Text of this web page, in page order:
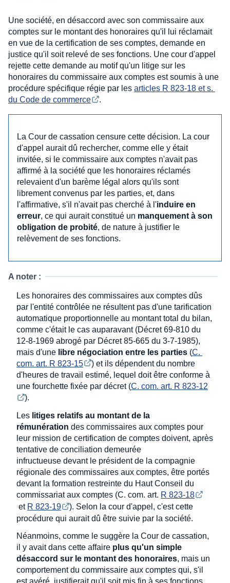
Une société, en désaccord avec son commissaire aux
comptes sur le montant des honoraires qu'il lui réclamait
en vue de la certification de ses comptes, demande en
justice qu'il soit relevé de ses fonctions. Une cour d'appel
rejette cette demande au motif qu'un litige sur les
honoraires du commissaire aux comptes est soumis à une
procédure spécifique régie par les articles R 823-18 et s.
du Code de commerce
.
La Cour de cassation censure cette décision. La cour
d'appel aurait dû rechercher, comme elle y était
invitée, si le commissaire aux comptes n'avait pas
affirmé à la société que les honoraires réclamés
relevaient d'un barème légal alors qu'ils sont
librement convenus par les parties, et, dans
l'affirmative, s'il n'avait pas cherché à l'induire en
erreur, ce qui aurait constitué un manquement à son
obligation de probité, de nature à justifier le
relèvement de ses fonctions.
A noter :
Les honoraires des commissaires aux comptes dûs
par l'entité contrôlée ne résultent pas d'une tarification
automatique proportionnelle au montant total du bilan,
comme c'était le cas auparavant (Décret 69-810 du
12-8-1969 abrogé par Décret 85-665 du 3-7-1985),
mais d'une libre négociation entre les parties (C.
com. art. R 823-15
) et ils dépendent du nombre
d'heures de travail estimé, lequel doit être conforme à
une fourchette fixée par décret (C. com. art. R 823-12
).
Les litiges relatifs au montant de la
rémunération des commissaires aux comptes pour
leur mission de certification de comptes doivent, après
tentative de conciliation demeurée
infructueuse devant le président de la compagnie
régionale des commissaires aux comptes, être portés
devant la formation restreinte du Haut Conseil du
commissariat aux comptes (C. com. art. R 823-18
et R 823-19
). Selon la cour d'appel, c'est cette
procédure qui aurait dû être suivie par la société.
Néanmoins, comme le suggère la Cour de cassation,
il y avait dans cette affaire plus qu'un simple
désaccord sur le montant des honoraires, mais un
comportement du commissaire aux comptes qui, s'il
est avéré, justifierait qu'il soit mis fin à ses fonctions.